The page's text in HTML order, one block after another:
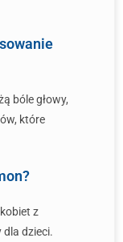
bóle głowy,
które
z
dla dzieci.